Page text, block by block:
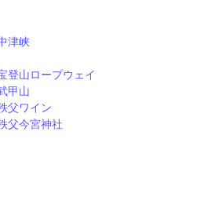
津峡
登山ロープウェイ
甲山
父ワイン
父今宮神社